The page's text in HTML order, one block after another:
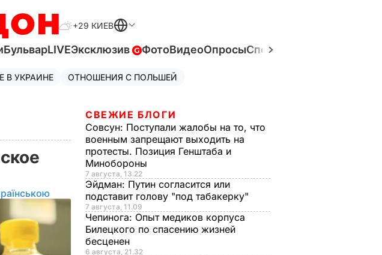
+29 КИЕВ
БульварLIVEЭксклюзив ФотоВидеоОпросыСпецпроекты
В УКРАИНЕ ОТНОШЕНИЯ С ПОЛЬШЕЙ
СВЕЖИЕ БЛОГИ
Совсун: Поступали жалобы на то, что
военным запрещают выходить на
протесты. Позиция Генштаба и
Минобороны
7 августа, 13.22
Эйдман: Путин согласится или
подставит голову "под табакерку"
7 августа, 11.09
Чепинога: Опыт медиков корпуса
Билецкого по спасению жизней
бесценен
6 августа, 21.32